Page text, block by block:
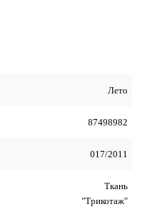
Лето
87498982
017/2011
Ткань
"Трикотаж"